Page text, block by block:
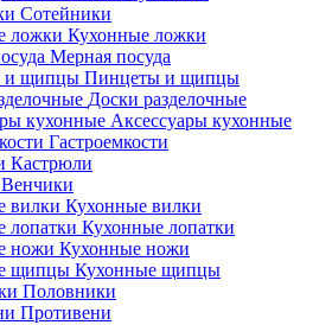
Сотейники
Кухонные ложки
Мерная посуда
Пинцеты и щипцы
Доски разделочные
Аксессуары кухонные
Гастроемкости
Кастрюли
Венчики
Кухонные вилки
Кухонные лопатки
Кухонные ножи
Кухонные щипцы
Половники
Противени